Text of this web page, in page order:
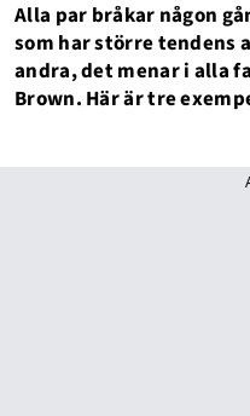
Alla par bråkar någon
som har större
andra, det menar i alla
Brown. Här är tre